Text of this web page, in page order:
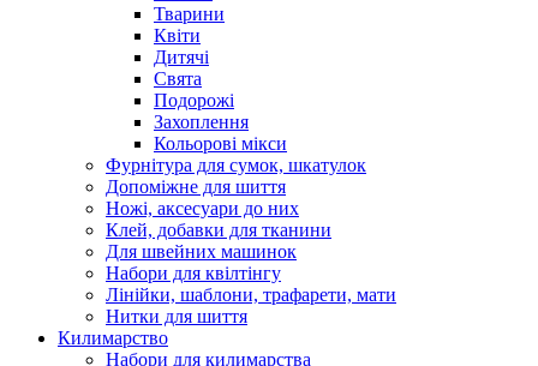
Тварини
Квіти
Дитячі
Свята
Подорожі
Захоплення
Кольорові мікси
Фурнітура для сумок, шкатулок
Допоміжне для шиття
Ножі, аксесуари до них
Клей, добавки для тканини
Для швейних машинок
Набори для квілтінгу
Лінійки, шаблони, трафарети, мати
Нитки для шиття
Килимарство
Набори для килимарства